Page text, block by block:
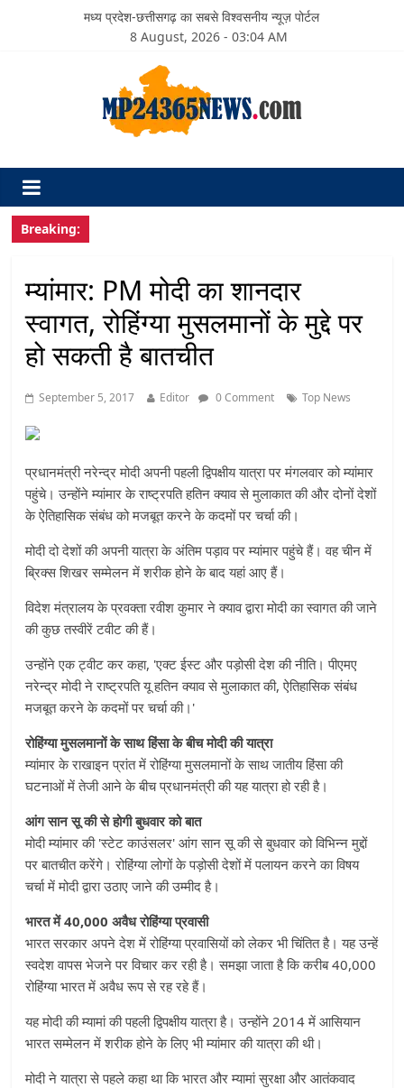
मध्य प्रदेश-छत्तीसगढ़ का सबसे विश्वसनीय न्यूज़ पोर्टल
8 August, 2026 - 03:04 AM
Breaking:
म्यांमार: PM मोदी का शानदार
स्वागत, रोहिंग्या मुसलमानों के मुद्दे पर
हो सकती है बातचीत
September 5, 2017 Editor 0 Comment Top News
प्रधानमंत्री नरेन्द्र मोदी अपनी पहली द्विपक्षीय यात्रा पर मंगलवार को म्यांमार
पहुंचे। उन्होंने म्यांमार के राष्ट्रपति हतिन क्याव से मुलाकात की और दोनों देशों
के ऐतिहासिक संबंध को मजबूत करने के कदमों पर चर्चा की।
मोदी दो देशों की अपनी यात्रा के अंतिम पड़ाव पर म्यांमार पहुंचे हैं। वह चीन में
ब्रिक्स शिखर सम्मेलन में शरीक होने के बाद यहां आए हैं।
विदेश मंत्रालय के प्रवक्ता रवीश कुमार ने क्याव द्वारा मोदी का स्वागत की जाने
की कुछ तस्वीरें टवीट की हैं।
उन्होंने एक ट्वीट कर कहा, 'एक्ट ईस्ट और पड़ोसी देश की नीति। पीएमए
नरेन्द्र मोदी ने राष्ट्रपति यू हतिन क्याव से मुलाकात की, ऐतिहासिक संबंध
मजबूत करने के कदमों पर चर्चा की।'
रोहिंग्या मुसलमानों के साथ हिंसा के बीच मोदी की यात्रा
म्यांमार के राखाइन प्रांत में रोहिंग्या मुसलमानों के साथ जातीय हिंसा की
घटनाओं में तेजी आने के बीच प्रधानमंत्री की यह यात्रा हो रही है।
आंग सान सू की से होगी बुधवार को बात
मोदी म्यांमार की 'स्टेट काउंसलर' आंग सान सू की से बुधवार को विभिन्न मुद्दों
पर बातचीत करेंगे। रोहिंग्या लोगों के पड़ोसी देशों में पलायन करने का विषय
चर्चा में मोदी द्वारा उठाए जाने की उम्मीद है।
भारत में 40,000 अवैध रोहिंग्या प्रवासी
भारत सरकार अपने देश में रोहिंग्या प्रवासियों को लेकर भी चिंतित है। यह उन्हें
स्वदेश वापस भेजने पर विचार कर रही है। समझा जाता है कि करीब 40,000
रोहिंग्या भारत में अवैध रूप से रह रहे हैं।
यह मोदी की म्यामां की पहली द्विपक्षीय यात्रा है। उन्होंने 2014 में आसियान
भारत सम्मेलन में शरीक होने के लिए भी म्यांमार की यात्रा की थी।
मोदी ने यात्रा से पहले कहा था कि भारत और म्यामां सुरक्षा और आतंकवाद